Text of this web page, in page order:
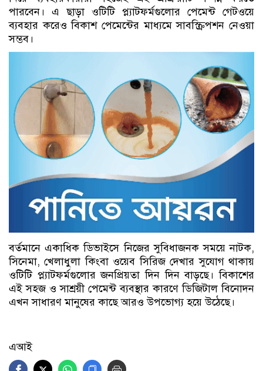
পারবেন। এ ছাড়া ওটিটি প্ল্যাটফর্মগুলোর পেমেন্ট গেটওয়ে
ব্যবহার করেও বিকাশ পেমেন্টের মাধ্যমে সাবস্ক্রিপশন নেওয়া
সম্ভব।
বর্তমানে একাধিক ডিভাইসে নিজের সুবিধাজনক সময়ে নাটক,
সিনেমা, খেলাধুলা কিংবা ওয়েব সিরিজ দেখার সুযোগ থাকায়
ওটিটি প্ল্যাটফর্মগুলোর জনপ্রিয়তা দিন দিন বাড়ছে। বিকাশের
এই সহজ ও সাশ্রয়ী পেমেন্ট ব্যবস্থার কারণে ডিজিটাল বিনোদন
এখন সাধারণ মানুষের কাছে আরও উপভোগ্য হয়ে উঠেছে।
এআই